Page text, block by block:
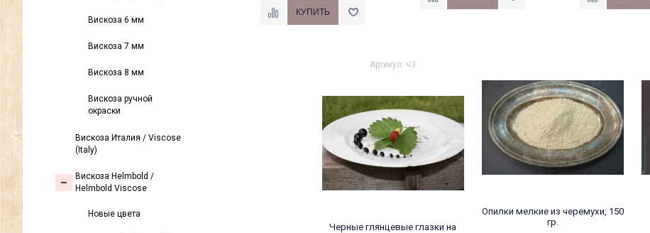
Вискоза 6 мм
Вискоза 7 мм
Вискоза 8 мм
Вискоза ручной
окраски
Вискоза Италия / Viscose
(Italy)
Вискоза Helmbold /
Helmbold Viscose
Новые цвета
Артикул: ч3
Черные глянцевые глазки на
Опилки мелкие из черемухи, 150
гр.